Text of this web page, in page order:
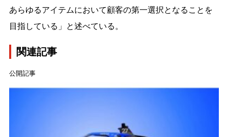
あらゆるアイテムにおいて顧客の第一選択となることを
目指している」と述べている。
関連記事
公開記事